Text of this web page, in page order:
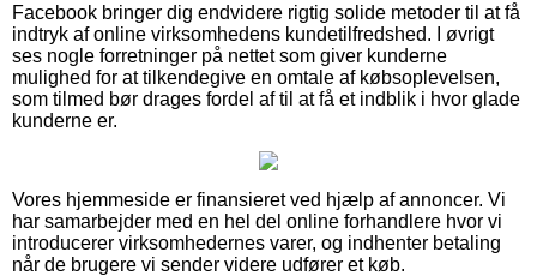
Facebook bringer dig endvidere rigtig solide metoder til at få
indtryk af online virksomhedens kundetilfredshed. I øvrigt
ses nogle forretninger på nettet som giver kunderne
mulighed for at tilkendegive en omtale af købsoplevelsen,
som tilmed bør drages fordel af til at få et indblik i hvor glade
kunderne er.
Vores hjemmeside er finansieret ved hjælp af annoncer. Vi
har samarbejder med en hel del online forhandlere hvor vi
introducerer virksomhedernes varer, og indhenter betaling
når de brugere vi sender videre udfører et køb.